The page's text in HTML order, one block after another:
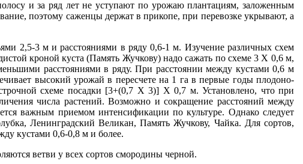
и за ряд лет не усту­пают по урожаю плантаци­ям, заложенным
по­этому саженцы держат в прикопе, при перевозке укрывают, а
2,5-3 м и расстояниями в ря­ду 0,6-1 м. Изучение различных схем
кроной куста (Па­мять Жучкову) надо сажать по схеме 3 X 0,6 м,
расстоя­ниями в ряду. При расстоянии между кустами 0,6 м
высо­кий урожай в пересчете на 1 га в первые годы плодоно­
схе­ме посадки [3+(0,7 X 3)] Х 0,7 м. Установлено, что при
чис­ла растений. Возможно и сокращение расстояний между
важ­ным приемом интенсификации по культуре. Однако сле­дует
Ленинградский Великан, Память Жучкову, Чайка. Для сортов,
кустами 0,6-0,8 м и более.
ветви у всех сортов смородины черной.